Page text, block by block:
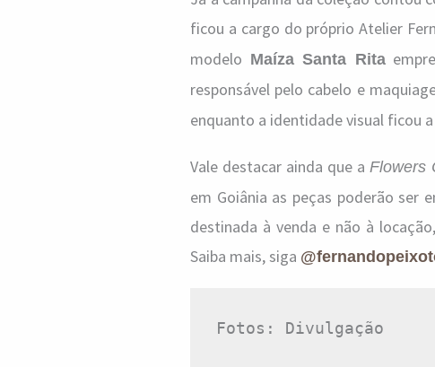
ficou a cargo do próprio Atelier
modelo Maíza Santa Rita
responsável pelo cabelo e
enquanto a identidade visual ficou
Vale destacar ainda que a Flowers
em Goiânia as peças poderão ser
destinada à venda e não à
Saiba mais, siga
Fotos: Divulgação